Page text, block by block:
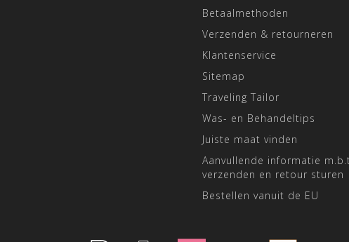
Betaalmethoden
Verzenden & retourneren
Klantenservice
Sitemap
Traveling Tailor
Was- en Behandeltips
Juiste maat vinden
Aanvullende informatie
verzenden en retour sturen
Bestellen vanuit de EU